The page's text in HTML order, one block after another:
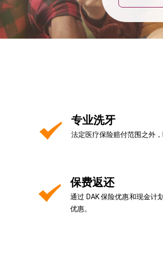
专业洗牙
法定医疗保险赔付范围之外，
保费返还
通过 DAK 保险优惠和现金计
优惠。